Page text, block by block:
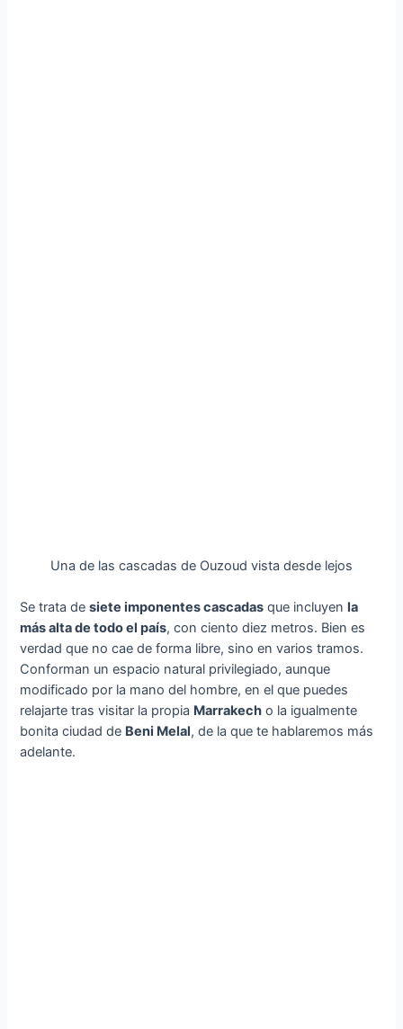
Una de las cascadas de Ouzoud vista desde lejos
Se trata desiete imponentes cascadas que incluyenla
más alta de todo el país, con ciento diez metros. Bien es
verdad que no cae de forma libre, sino en varios tramos.
Conforman un espacio natural privilegiado, aunque
modificado por la mano del hombre, en el que puedes
relajarte tras visitar la propia Marrakech o la igualmente
bonita ciudad de Beni Melal, de la que te hablaremos más
adelante.